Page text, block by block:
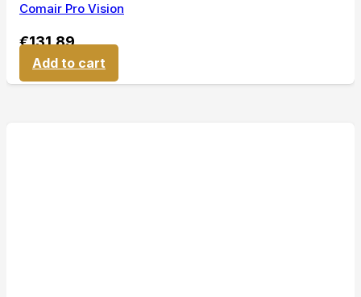
Comair Pro Vision
€131,89
Add to cart